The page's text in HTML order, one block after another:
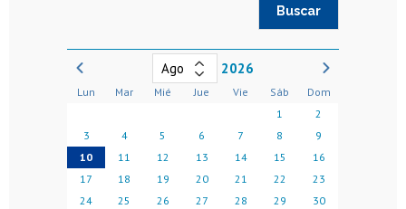
2026
Lun Mar Mié Jue Vie Sáb
Dom
1
2
3
4 5 6 7 8
9
10
11 12 13 14 15
16
17
18 19 20 21 22
23
24
25 26 27 28 29
30